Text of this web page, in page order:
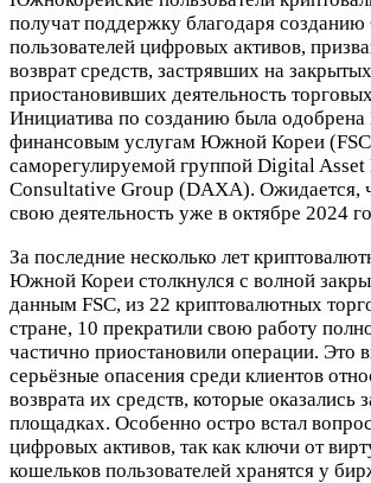
получат поддержку благодаря
пользователей цифровых активов,
возврат средств, застрявших на
приостановивших деятельность
Инициатива по созданию была
финансовым услугам Южной Кореи
саморегулируемой группой Digital
Consultative Group (DAXA). Ожидается,
свою деятельность уже в октябре 2024
За последние несколько лет
Южной Кореи столкнулся с волной
данным FSC, из 22 криптовалютных
стране, 10 прекратили свою работу
частично приостановили операции. Это
серьёзные опасения среди клиентов
возврата их средств, которые оказались
площадках. Особенно остро встал
цифровых активов, так как ключи от
кошельков пользователей хранятся у